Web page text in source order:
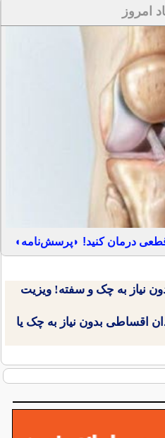
امروز
درمان کنید! ◗پرسش‌نامه◖
نیاز به چک و سفته! ویزیت
اقساطی بدون نیاز به چک یا